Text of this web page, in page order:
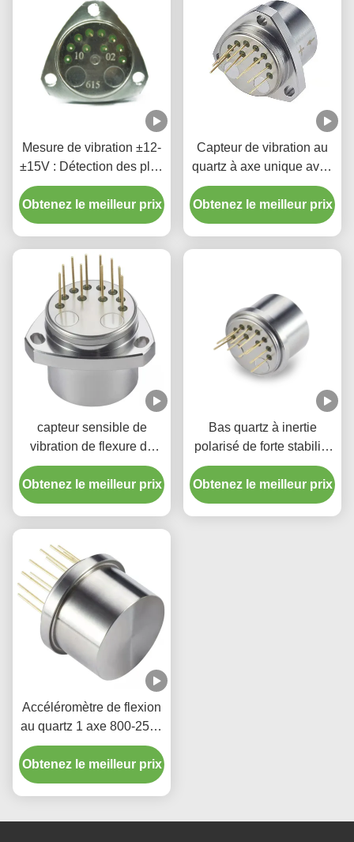
Mesure de vibration ±12-
±15V : Détection des plus
petites vibrations avec
une grande sensibilité
Obtenez le meilleur prix
Capteur de vibration au
quartz à axe unique avec
portée de 70 g Faible
biais pour l'exploration
pétrolière
Obtenez le meilleur prix
capteur sensible de
vibration de flexure de
quartz d'accéléromètre de
navigation
Obtenez le meilleur prix
Bas quartz à inertie
polarisé de forte stabilité
de flexure de mètre de
vibration petit
Obtenez le meilleur prix
Accéléromètre de flexion
au quartz 1 axe 800-2500
Hz avec une grande
précision
Obtenez le meilleur prix